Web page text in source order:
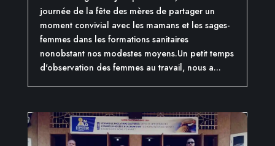
journée de la fête des mères de partager un
moment convivial avec les mamans et les sages-
femmes dans les formations sanitaires
nonobstant nos modestes moyens.Un petit temps
d'observation des femmes au travail, nous a...